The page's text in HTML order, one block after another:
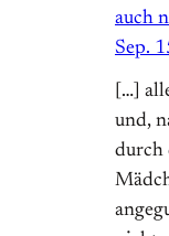
auch
Sep.
[…]
und,
durch